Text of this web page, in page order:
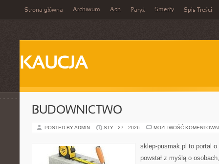
Strona główna Archiwum Ash Paryż Smerfy Spis Treści
KAUCJA
BUDOWNICTWO
POSTED BY ADMIN STY - 27 - 2026 MOŻLIWOŚĆ
sklep-pusmak.pl to portal
powstał z myślą o